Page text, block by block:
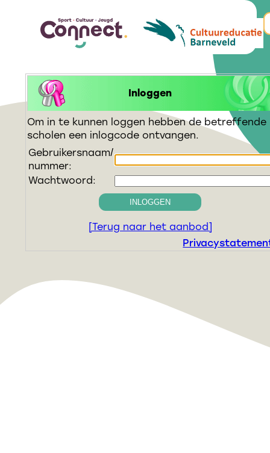
Inloggen
Om in te kunnen loggen hebben de betreffende
scholen een inlogcode ontvangen.
Gebruikersnaam/
nummer:
Wachtwoord:
INLOGGEN
[Terug naar het aanbod]